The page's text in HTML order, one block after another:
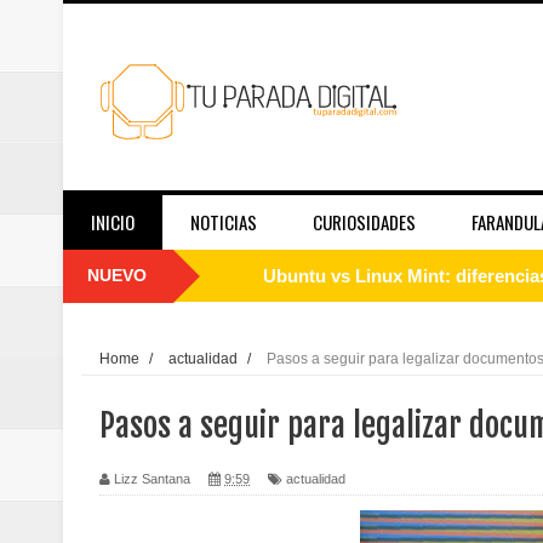
INICIO NOTICIAS CURIOSIDADES
NUEVO Cómo instalar Linux desde
El papel de las redes sociales en
Telemedicina hoy: en qué
Home / actualidad / Pasos a seguir para legalizar
Pasos a seguir para legalizar
Lizz Santana 9:59 actualidad